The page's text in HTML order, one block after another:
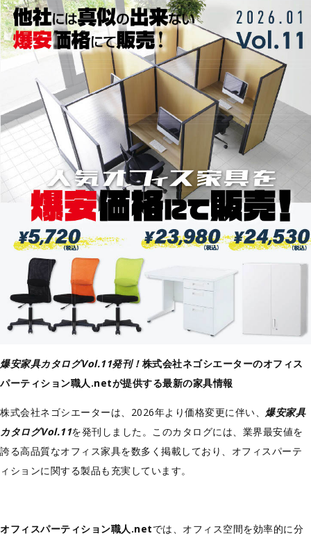
爆安家具カタログVol.11発刊！ 株式会社ネゴシエーターのオフィス
パーティション職人.netが提供する最新の家具情報
株式会社ネゴシエーターは、2026年より価格変更に伴い、 爆安家具
カタログVol.11を発刊しました。このカタログには、業界最安値を
誇る高品質なオフィス家具を数多く掲載しており、オフィスパーテ
ィションに関する製品も充実しています。
オフィスパーティション職人.netでは、オフィス空間を効率的に分